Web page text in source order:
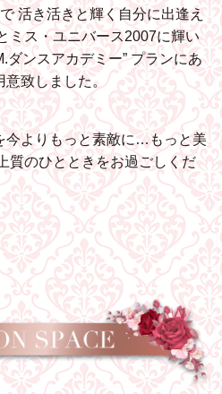
活き活きと輝く自分に出逢え
ミス・ユニバース2007に輝い
ダンスアカデミー”プランにあ
意致しました。
今よりもっと素敵に…もっと美
質のひとときをお過ごしくだ